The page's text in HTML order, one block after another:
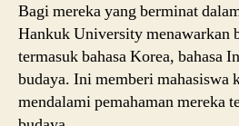
Bagi mereka yang berminat
Hankuk University menawarkan
termasuk bahasa Korea, bahasa
budaya. Ini memberi mahasiswa
mendalami pemahaman mereka